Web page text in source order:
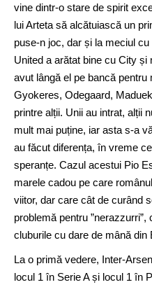
vine dintr-o stare de spirit
lui Arteta să alcătuiască un
puse-n joc, dar și la meciul
United a arătat bine cu City și
avut lângă el pe bancă
Gyokeres, Odegaard,
printre alții. Unii au intrat, alții
mult mai puține, iar asta s-a
au făcut diferența, în vreme
speranțe. Cazul acestui Pio
marele cadou pe care
viitor, dar care cât de curând
problemă pentru
cluburile cu dare de mână din
La o primă vedere, Inter-
locul 1 în Serie A și locul 1 în